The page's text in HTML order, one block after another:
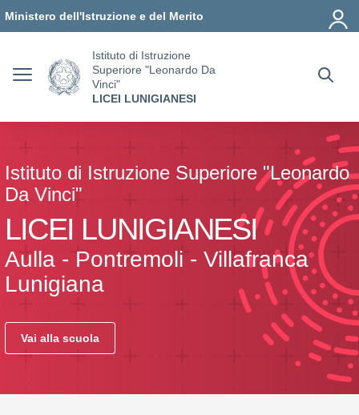
Ministero dell'Istruzione e del Merito
Istituto di Istruzione
Superiore "Leonardo Da
Vinci"
LICEI LUNIGIANESI
Istituto di Istruzione Superiore "Leonardo
Da Vinci"
LICEI LUNIGIANESI
Aulla - Pontremoli - Villafranca
Lunigiana
Vai alla scuola